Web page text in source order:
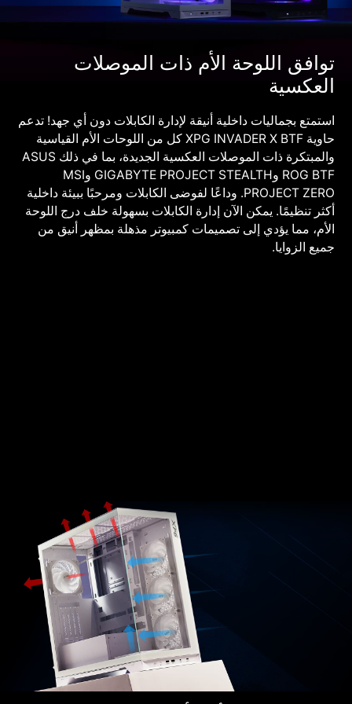
توافق اللوحة الأم ذات الموصلات
العكسية
استمتع بجماليات داخلية أنيقة لإدارة الكابلات دون أي جهد! تدعم
حاوية XPG INVADER X BTF كل من اللوحات الأم القياسية
والمبتكرة ذات الموصلات العكسية الجديدة، بما في ذلك ASUS
ROG BTF وGIGABYTE PROJECT STEALTH وMSI
PROJECT ZERO. وداعًا لفوضى الكابلات ومرحبًا ببيئة داخلية
أكثر تنظيمًا. يمكن الآن إدارة الكابلات بسهولة خلف درج اللوحة
الأم، مما يؤدي إلى تصميمات كمبيوتر مذهلة بمظهر أنيق من
جميع الزوايا.